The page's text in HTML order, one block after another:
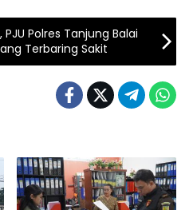
Polres Tanjung Balai
Terbaring Sakit